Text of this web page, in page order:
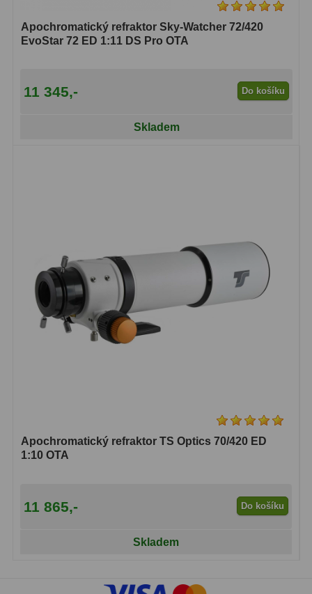
Apochromatický refraktor Sky-Watcher 72/420
EvoStar 72 ED 1:11 DS Pro OTA
11 345,- Do košíku
Skladem
Apochromatický refraktor TS Optics 70/420 ED
1:10 OTA
11 865,- Do košíku
Skladem